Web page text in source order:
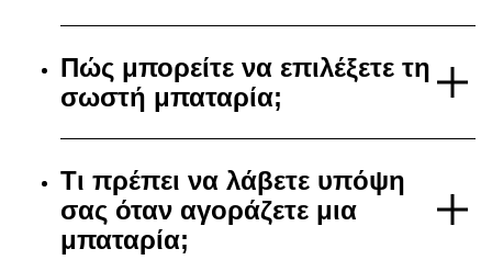
Πώς μπορείτε να επιλέξετε τη
σωστή μπαταρία;
Τι πρέπει να λάβετε υπόψη
σας όταν αγοράζετε μια
μπαταρία;